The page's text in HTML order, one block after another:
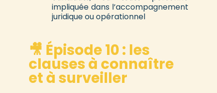
impliquée dans l’accompagnement
juridique ou opérationnel
🎥 Épisode 10 : les
clauses à connaître
et à surveiller